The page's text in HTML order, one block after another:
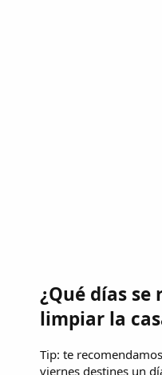
¿Qué días se
limpiar la
Tip: te
viernes destines un